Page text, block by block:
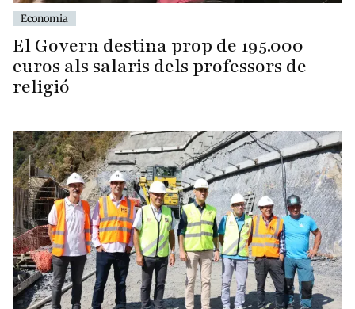
Economia
El Govern destina prop de 195.000
euros als salaris dels professors de
religió